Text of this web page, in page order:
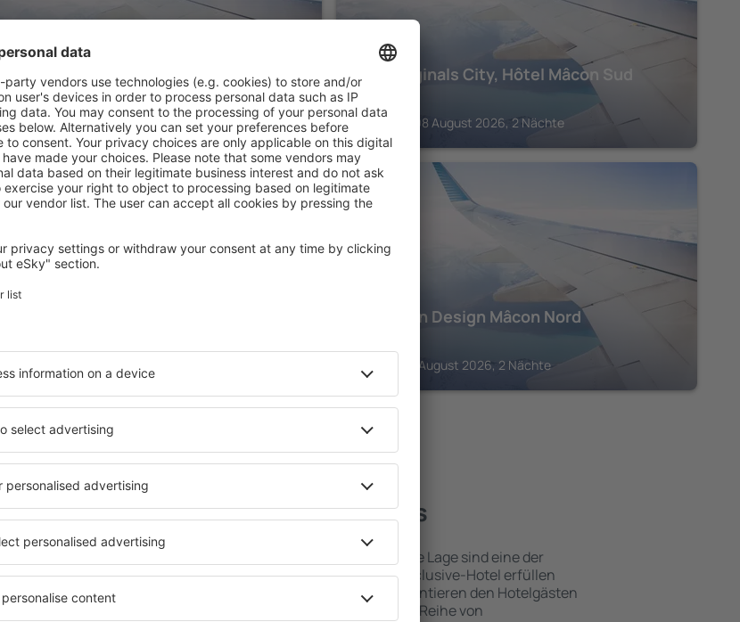
Macon Sud Crêches
€
sur-Saône, 09 August 2026, 2 Nächte
The Originals City, Hôtel Mâcon Sud
169
Chaintre, 08 August 2026, 2 Nächte
LES-MACON
Well Inn Macon Sud - un hôtel
les-Macon, 08 August 2026, 2 Nächte
SANCE
Hôtel Inn Design Mâcon Nord
Sance, 08 August 2026, 2 Nächte
Mehr Hotels ansehen in Julienas
in der
Erwartungen
Standard und
eine intime
Julienas – beste Hotels
Umfassender Service und eine attraktive Lage sind eine der
wichtigsten Bedingungen, die ein All-Inclusive-Hotel erfüllen
muss. Die besten Hotels in Julienas garantieren den Hotelgästen
einen hervorragenden Service und eine Reihe von